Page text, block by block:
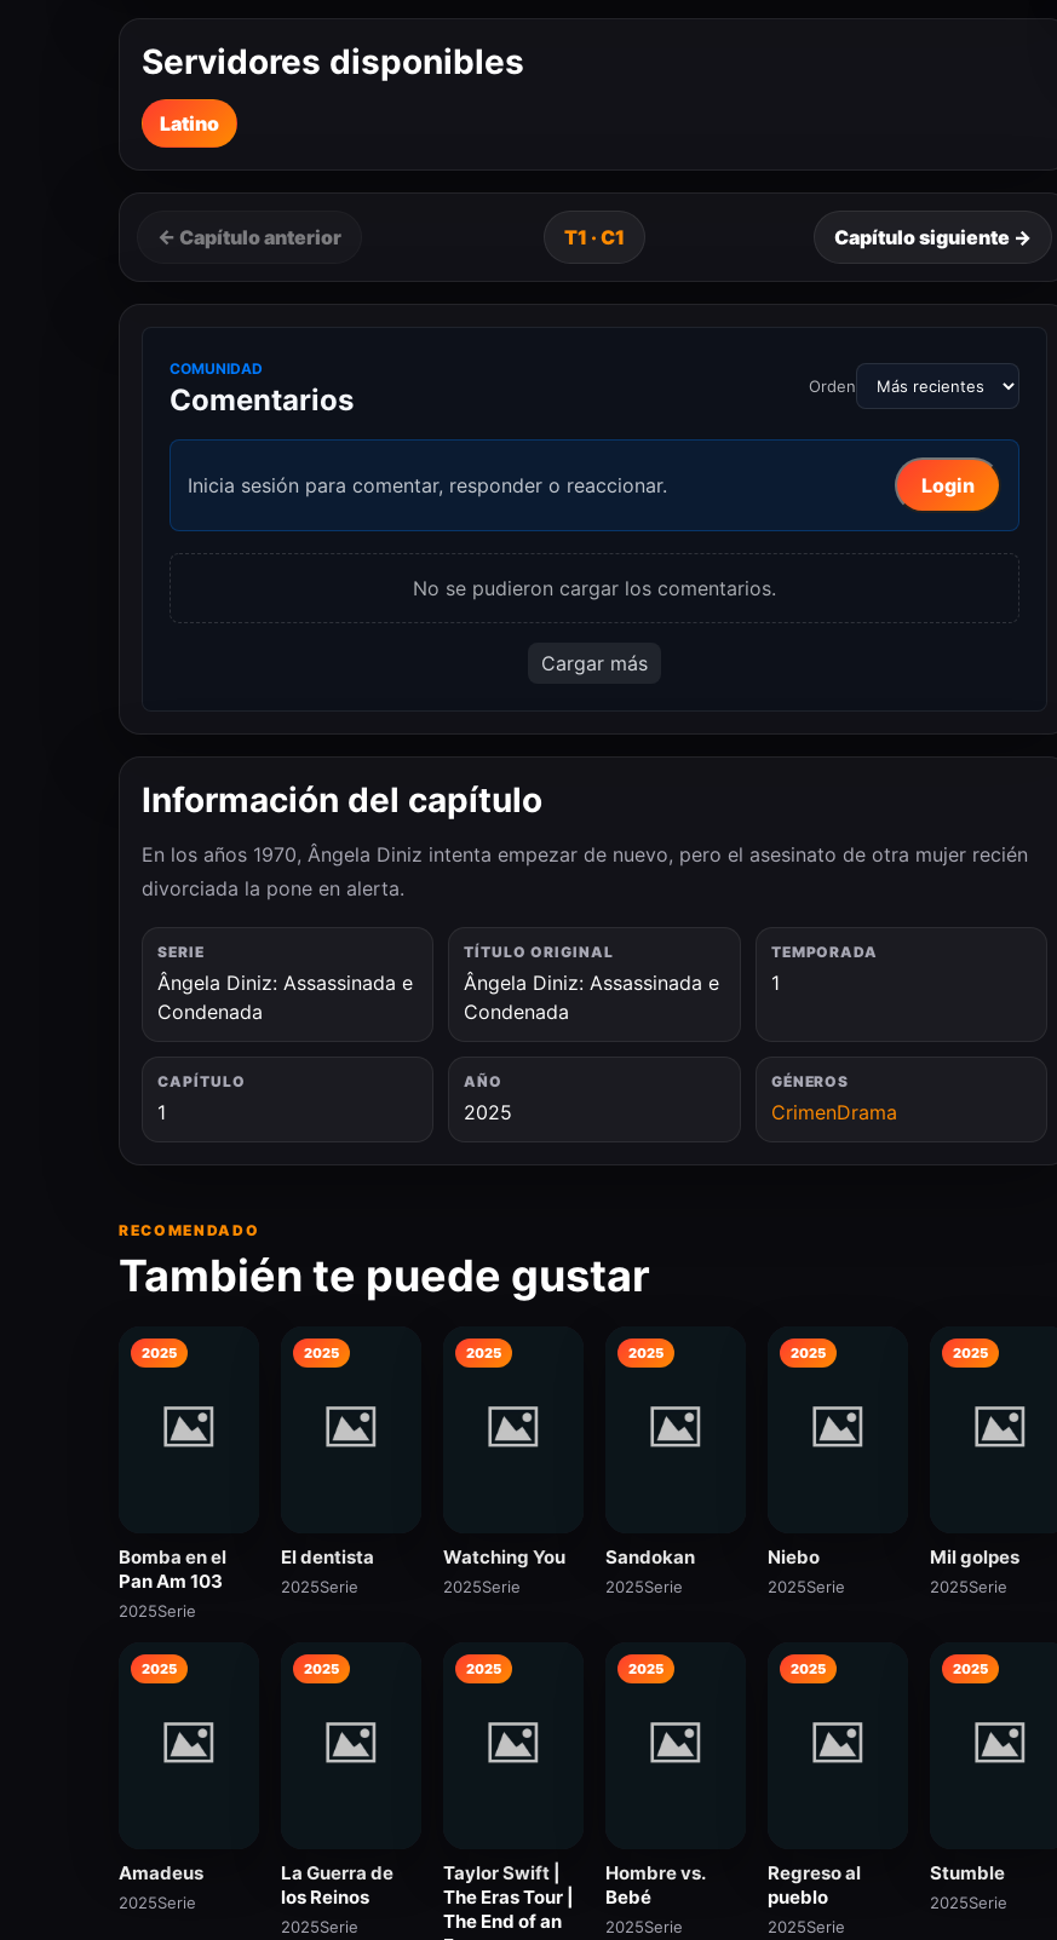
Servidores disponibles
Latino
← Capítulo anterior T1 · C1 Capítulo siguiente →
COMUNIDAD
Comentarios Orden
Inicia sesión para comentar, responder o reaccionar. Login
No se pudieron cargar los comentarios.
Cargar más
Información del capítulo
En los años 1970, Ângela Diniz intenta empezar de nuevo, pero el asesinato de otra mujer recién
divorciada la pone en alerta.
SERIE
Ângela Diniz: Assassinada e
Condenada
TÍTULO ORIGINAL
Ângela Diniz: Assassinada e
Condenada
TEMPORADA
1
CAPÍTULO
1
AÑO
2025
GÉNEROS
CrimenDrama
RECOMENDADO
También te puede gustar
2025
Bomba en el
Pan Am 103
2025Serie
2025
El dentista
2025Serie
2025
Watching You
2025Serie
2025
Sandokan
2025Serie
2025
Niebo
2025Serie
2025
Mil golpes
2025Serie
2025
Amadeus
2025Serie
2025
La Guerra de
los Reinos
2025Serie
2025
Taylor Swift |
The Eras Tour |
The End of an
2025
Hombre vs.
Bebé
2025Serie
2025
Regreso al
pueblo
2025Serie
2025
Stumble
2025Serie